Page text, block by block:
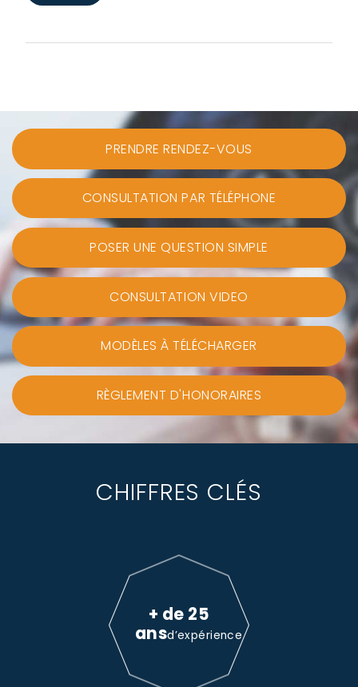
PRENDRE RENDEZ-VOUS
CONSULTATION PAR TÉLÉPHONE
POSER UNE QUESTION SIMPLE
CONSULTATION VIDEO
MODÈLES À TÉLÉCHARGER
RÈGLEMENT D'HONORAIRES
CHIFFRES CLÉS
+ de 25
ansd’expérience